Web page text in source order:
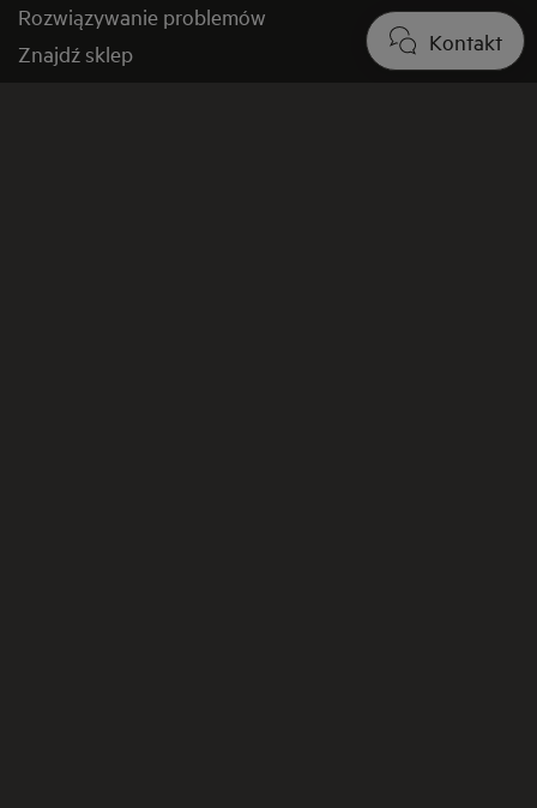
Kontakt
Rozwiązywanie problemów
Znajdź sklep